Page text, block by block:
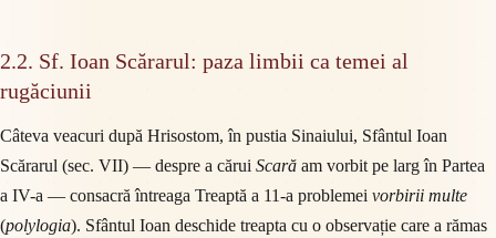
2.2. Sf. Ioan Scărarul: paza limbii ca temei al
rugăciunii
Câteva veacuri după Hrisostom, în pustia Sinaiului, Sfântul Ioan
Scărarul (sec. VII) — despre a cărui Scară am vorbit pe larg în Partea
a IV-a — consacră întreaga Treaptă a 11-a problemei vorbirii multe
(polylogia). Sfântul Ioan deschide treapta cu o observație care a rămas